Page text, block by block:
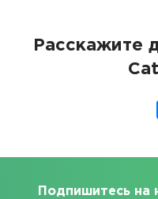
Расскажите
Подпишитесь на